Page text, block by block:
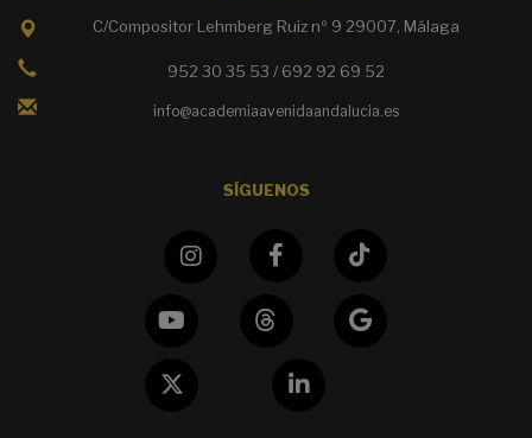
C/Compositor Lehmberg Ruiz nº 9 29007, Málaga
952 30 35 53 / 692 92 69 52
info@academiaavenidaandalucia.es
SÍGUENOS